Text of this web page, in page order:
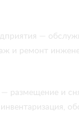
—
и ремонт
размещение и